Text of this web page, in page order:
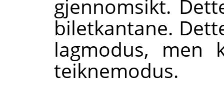
gjennomsikt.
biletkantane.
lagmodus, men
teiknemodus.